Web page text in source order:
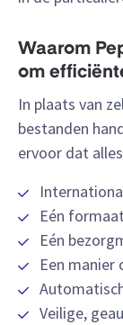
Waarom
om
In plaats van
bestanden
ervoor dat
Eén formaat
Eén
Een manier
Veilige,